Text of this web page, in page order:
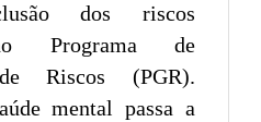
dos riscos
Programa de
Riscos (PGR).
mental passa a